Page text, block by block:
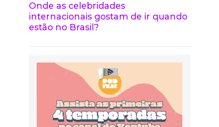
Onde as celebridades
internacionais gostam de ir quando
estão no Brasil?